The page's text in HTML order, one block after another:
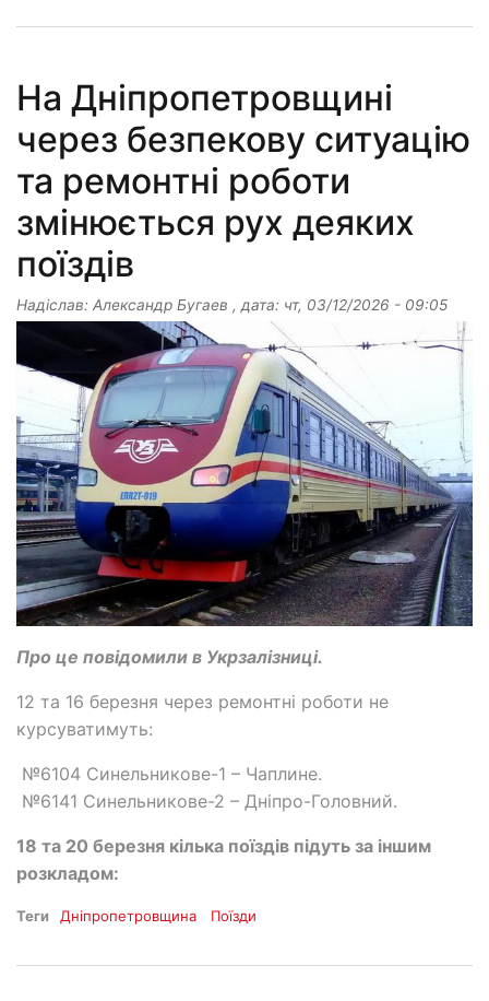
На Дніпропетровщині
через безпекову ситуацію
та ремонтні роботи
змінюється рух деяких
поїздів
Надіслав: Александр Бугаев , дата: чт, 03/12/2026 - 09:05
Про це повідомили в Укрзалізниці.
12 та 16 березня через ремонтні роботи не
курсуватимуть:
№6104 Синельникове-1 – Чаплине.
№6141 Синельникове-2 – Дніпро-Головний.
18 та 20 березня кілька поїздів підуть за іншим
розкладом:
Теги Дніпропетровщина Поїзди